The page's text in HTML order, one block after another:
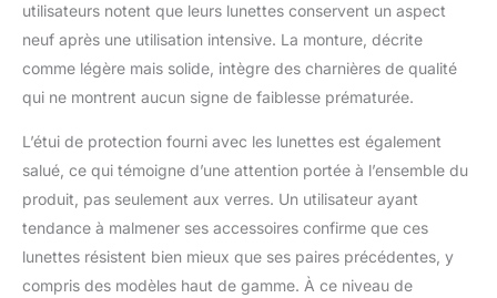
utilisateurs notent que leurs lunettes conservent un aspect
neuf après une utilisation intensive. La monture, décrite
comme légère mais solide, intègre des charnières de qualité
qui ne montrent aucun signe de faiblesse prématurée.
L’étui de protection fourni avec les lunettes est également
salué, ce qui témoigne d’une attention portée à l’ensemble du
produit, pas seulement aux verres. Un utilisateur ayant
tendance à malmener ses accessoires confirme que ces
lunettes résistent bien mieux que ses paires précédentes, y
compris des modèles haut de gamme. À ce niveau de